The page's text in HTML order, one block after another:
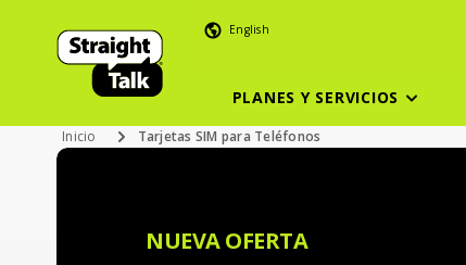
English
PLANES Y SERVICIOS
Inicio Tarjetas SIM para Teléfonos
NUEVA OFERTA